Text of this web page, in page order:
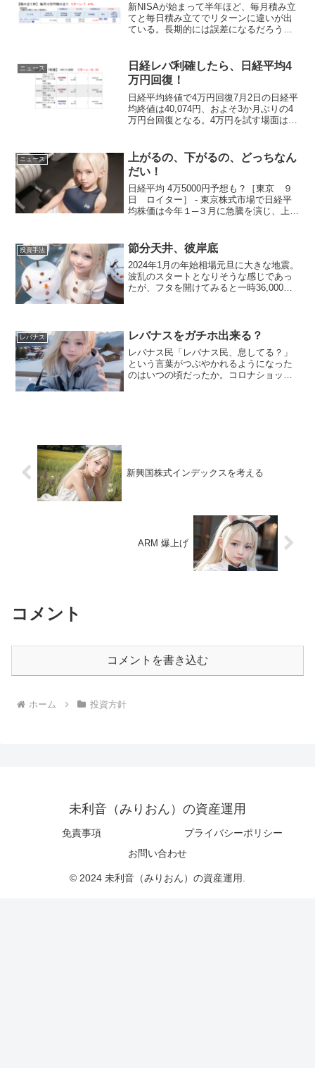
新NISAが始まって半年ほど、毎月積み立
てと毎日積み立てでリターンに違いが出
ている。長期的には誤差になるだろう
思えるので、メンタル的にもやさしい。
理論的には一括投資が良...
ニュース
日経レバ利確したら、日経平均4
万円回復！
日経平均終値で4万円回復7月2日の日経平
均終値は40,074円、およそ3か月ぶりの4
万円台回復となる。4万円を試す場面はあ
に慣れたのだろうか。どうやら私はまだ
高いと思...
ニュース
上がるの、下がるの、どっちなん
だい！
日経平均 4万5000円予想も？［東京 ９
日 ロイター］ - 東京株式市場で日経平
均株価は今年１─３月に急騰を演じ、上げ
値水準を早くも上回った。「想定外の株
高」の背景と...
投資手法 節分天井、彼岸底
2024年1月の年始相場元旦に大きな地震。
波乱のスタートとなりそうな感じであっ
たが、フタを開けてみると一時36,000円
革、などなど...
レバナス レバナスをガチホ出来る？
レバナス民「レバナス民、息してる？」
という言葉がつぶやかれるようになった
のはいつの頃だったか。コロナショック
新興国株式インデックスを考える
ARM 爆上げ
コメント
コメントを書き込む
ホーム 投資方針
未利音（みりおん）の資産運用
免責事項
プライバシーポリシー
お問い合わせ
© 2024 未利音（みりおん）の資産運用.